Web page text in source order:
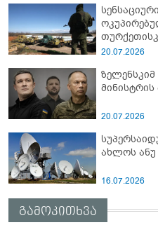
სამიტი
20.07.2026
მინისტრის
20.07.2026
16.07.2026
გამოკითხვა